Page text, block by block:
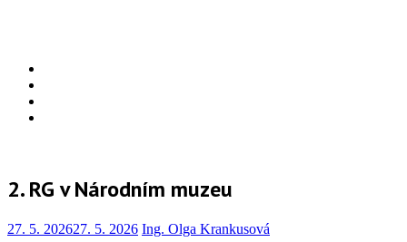
2. RG v Národním muzeu
27. 5. 202627. 5. 2026 Ing. Olga Krankusová